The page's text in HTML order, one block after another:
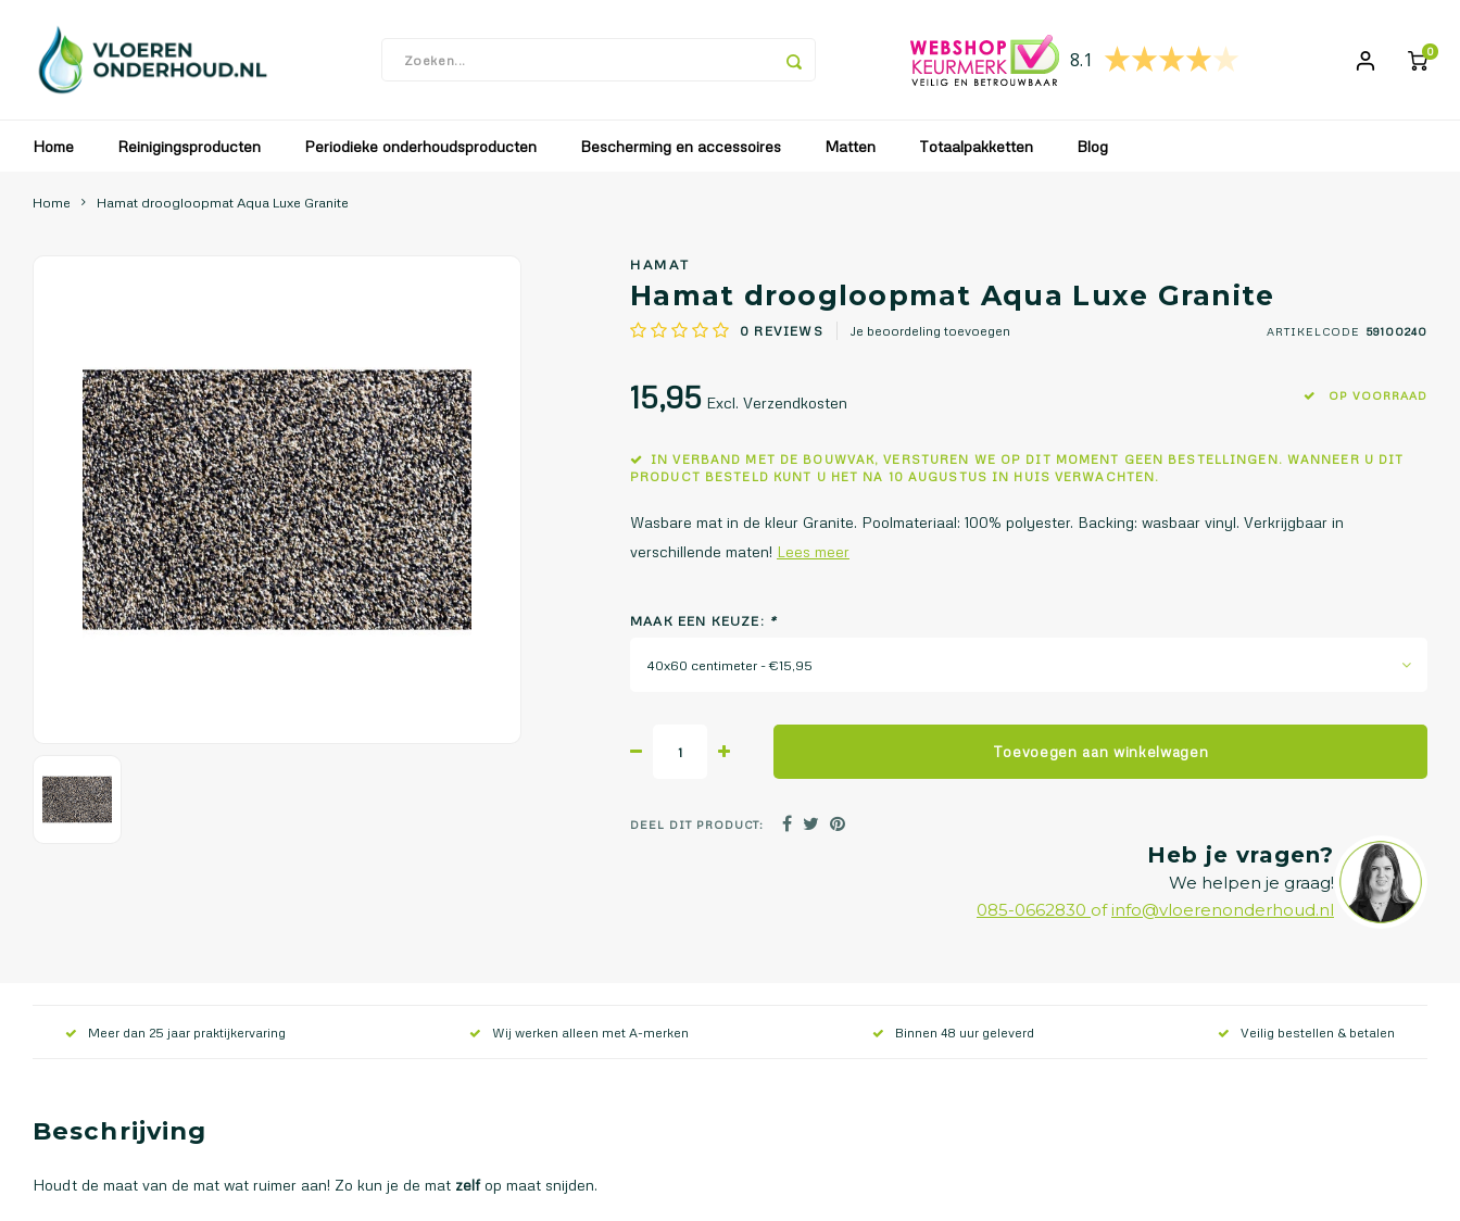
8.1 0
Home Reinigingsproducten Periodieke onderhoudsproducten Bescherming en accessoires Matten Totaalpakketten Blog
Home Hamat droogloopmat Aqua Luxe Granite
HAMAT
Hamat droogloopmat Aqua Luxe Granite
0 REVIEWS Je beoordeling toevoegen ARTIKELCODE 59100240
15,95 Excl. Verzendkosten OP VOORRAAD
IN VERBAND MET DE BOUWVAK, VERSTUREN WE OP DIT MOMENT GEEN BESTELLINGEN. WANNEER U DIT
PRODUCT BESTELD KUNT U HET NA 10 AUGUSTUS IN HUIS VERWACHTEN.
Wasbare mat in de kleur Granite. Poolmateriaal: 100% polyester. Backing: wasbaar vinyl. Verkrijgbaar in
verschillende maten! Lees meer
MAAK EEN KEUZE: *
40x60 centimeter - €15,95
Toevoegen aan winkelwagen
DEEL DIT PRODUCT:
Heb je vragen?
We helpen je graag!
085-0662830 ofinfo@vloerenonderhoud.nl
Meer dan 25 jaar praktijkervaring Wij werken alleen met A-merken Binnen 48 uur geleverd Veilig bestellen & betalen
Beschrijving
Houdt de maat van de mat wat ruimer aan! Zo kun je de mat zelfop maat snijden.